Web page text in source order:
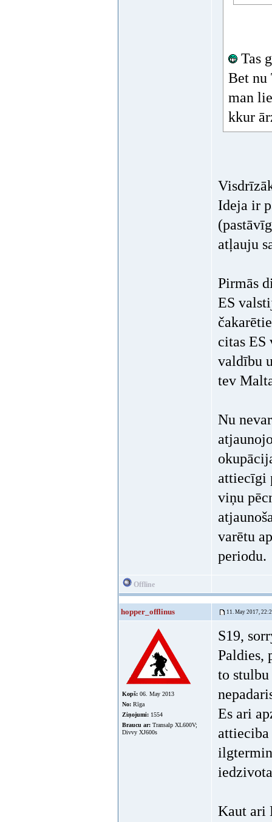
Tas
Bet nu
man
kkur
Ideja ir
atļauju
Pirmās
ES
citas ES
valdību
tev
Nu
attiecīgi
viņu
varētu
periodu.
Offline
hopper_offlinus 11. May 2017,
Kopš: 06. May 2013
No: Rīga
Ziņojumi: 1554
Braucu ar: Transalp XL600V;
Divvy XJ600s
S19,
Paldies,
to stulbu
Es ari
Kaut ari